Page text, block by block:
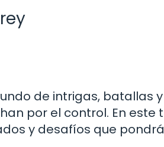
de intrigas, batallas y
por el control. En este
y desafíos que